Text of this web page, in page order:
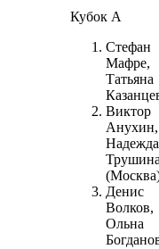
Кубок А
Стефан
Мафре,
Татьяна
Виктор
Анухин,
Надежда
Денис
Волков,
Ольна